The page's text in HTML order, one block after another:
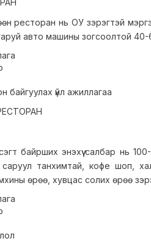
ресторан нь ОУ зэрэгтэй
авто машины зогсоолтой 40-60
байгуулах үйл ажиллагаа
байрших энэхүү салбар нь
саруул танхимтай, кофе шоп,
өрөө, хувцас солих өрөө